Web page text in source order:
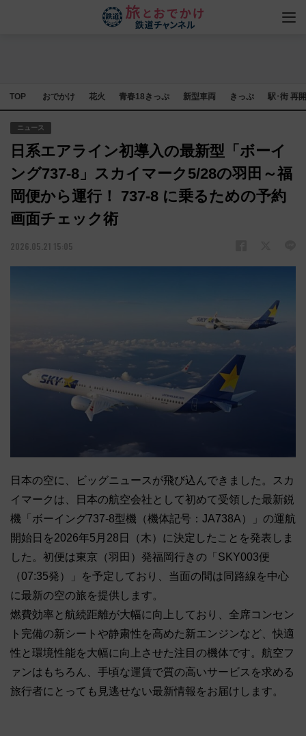
TOP おでかけ 花火 青春18きっぷ 新型車両 きっぷ 駅･街 再
ニュース
日系エアライン初導入の最新型「ボーイ
ング737-8」スカイマーク5/28の羽田～福
岡便から運行！ 737-8 に乗るための予約
画面チェック術
2026.05.21 15:05
日本の空に、ビッグニュースが飛び込んできました。スカ
イマークは、日本の航空会社として初めて受領した最新鋭
機「ボーイング737-8型機（機体記号：JA738A）」の運航
開始日を2026年5月28日（木）に決定したことを発表しま
した。初便は東京（羽田）発福岡行きの「SKY003便
（07:35発）」を予定しており、当面の間は同路線を中心
に最新の空の旅を提供します。
燃費効率と航続距離が大幅に向上しており、全席コンセン
ト完備の新シートや静粛性を高めた新エンジンなど、快適
性と環境性能を大幅に向上させた注目の機体です。航空フ
ァンはもちろん、手頃な運賃で質の高いサービスを求める
旅行者にとっても見逃せない最新情報をお届けします。